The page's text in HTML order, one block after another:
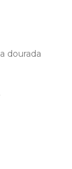
dourada